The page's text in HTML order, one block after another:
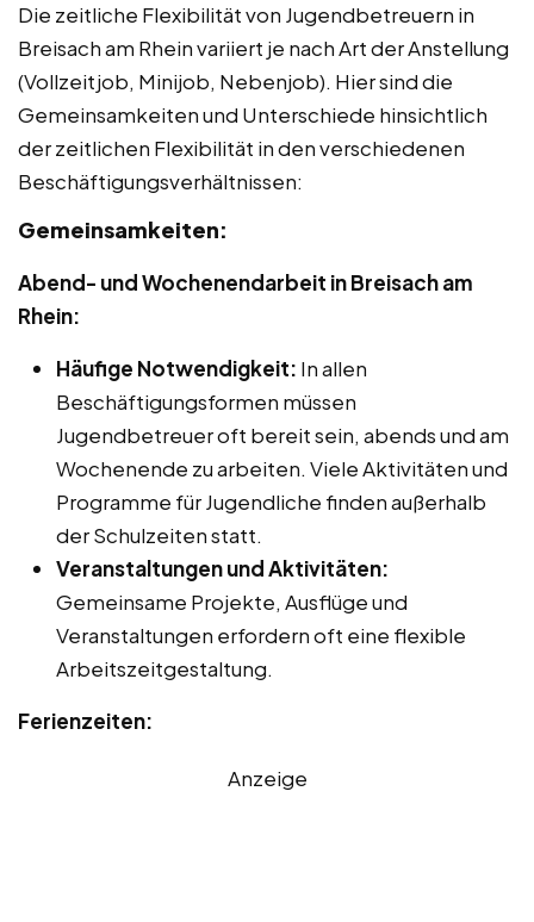
Die zeitliche Flexibilität von Jugendbetreuern in
Breisach am Rhein variiert je nach Art der Anstellung
(Vollzeitjob, Minijob, Nebenjob). Hier sind die
Gemeinsamkeiten und Unterschiede hinsichtlich
der zeitlichen Flexibilität in den verschiedenen
Beschäftigungsverhältnissen:
Gemeinsamkeiten:
Abend- und Wochenendarbeit in Breisach am
Rhein:
Häufige Notwendigkeit: In allen
Beschäftigungsformen müssen
Jugendbetreuer oft bereit sein, abends und am
Wochenende zu arbeiten. Viele Aktivitäten und
Programme für Jugendliche finden außerhalb
der Schulzeiten statt.
Veranstaltungen und Aktivitäten:
Gemeinsame Projekte, Ausflüge und
Veranstaltungen erfordern oft eine flexible
Arbeitszeitgestaltung.
Ferienzeiten:
Anzeige